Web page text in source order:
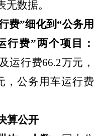
数据。
费”细化到 “公务用
行费”两个项目：
运行费66.2万元，
，公务用车运行费
算公开